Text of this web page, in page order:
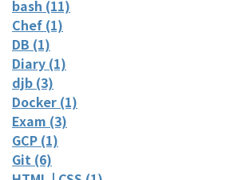
bash (11)
Chef (1)
DB (1)
Diary (1)
djb (3)
Docker (1)
Exam (3)
GCP (1)
Git (6)